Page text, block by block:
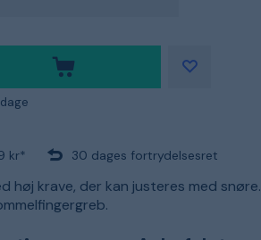
kr* 30 dages fortrydelsesret
høj krave, der kan justeres med